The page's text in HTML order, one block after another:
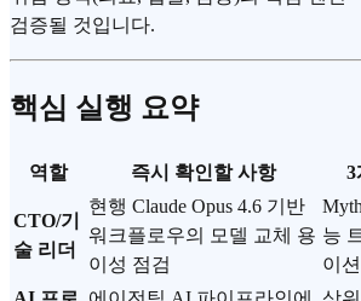
검증될 것입니다.
핵심 실행 요약
역할 즉시 확인할 사항 3
CTO/기
술 리더
현행 Claude Opus 4.6 기반
워크플로우의 모델 교체 용
이성 점검
능
이